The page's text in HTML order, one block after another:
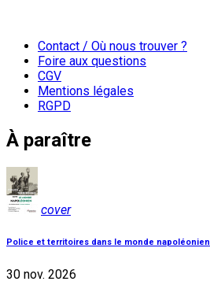
Contact / Où nous trouver ?
Foire aux questions
CGV
Mentions légales
RGPD
À paraître
cover
Police et territoires dans le monde napoléonien
30 nov. 2026